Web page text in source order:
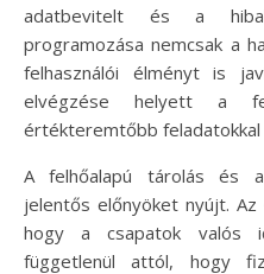
adatbevitelt és a
programozása nemcsak a
felhasználói élményt is
elvégzése helyett a
értékteremtőbb feladatokkal
A felhőalapú tárolás és
jelentős előnyöket nyújt.
hogy a csapatok valós
függetlenül attól, hogy